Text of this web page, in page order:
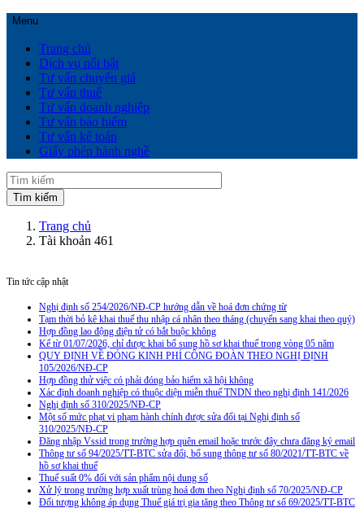
Menu
Trang chủ
Dịch vụ nổi bật
Tư vấn chuyển giá
Tư vấn thuế
Tư vấn doanh nghiệp
Tư vấn bảo hiểm
Tư vấn kế toán
Giấy phép hành nghề
Trang chủ
Tài khoản 461
Tin tức cập nhật
Nghị định số 254/2026/NĐ-CP hướng dẫn về hoá đơn chứng từ
Tạm thời bỏ kê khai thuế thu nhập cá nhân theo tháng (chuyển sang khai theo quý)
Hợp đồng lao động điện tử có bắt buộc không
Kể từ 01/07/2026, chỉ được khai bổ sung hồ sơ khai thuế trong vòng 05 năm
QUY ĐỊNH VỀ ĐÓNG KINH PHÍ CÔNG ĐOÀN THEO NGHỊ ĐỊNH
105/2026/NĐ-CP
Hợp đồng thử việc có phải đóng bảo hiểm xã hội không
Xác định doanh nghiệp có thuộc diện miễn thuế TNDN theo nghị định 141/2026
Nghị định số 310/2025/NĐ-CP
Một số mức phạt vi phạm hành chính được sửa đổi tại Nghị định số
310/2025/NĐ-CP
Đăng nhập Vssid trong trường hợp quên email hoặc trước đây chưa đăng ký email
Thông tư số 94/2025/TT-BTC sửa đổi, bổ sung thông tư số 80/2021/TT-BTC về
hồ sơ khai thuế
Thuế suất 0% đối với sản phẩm nội dung số
Xử lý trong trường hợp xuất trùng hoá đơn theo Nghị định số 70/2025/NĐ-CP
Đối tượng không áp dụng Thuế giá trị gia tăng theo Thông tư số 69/2025/TT-BTC